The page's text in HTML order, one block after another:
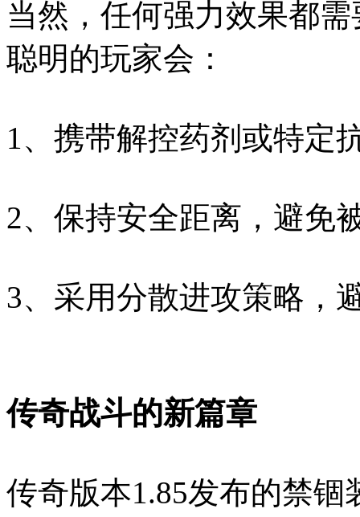
当然，任何强力效果都
聪明的玩家会：
1、携带解控药剂或特定
2、保持安全距离，避免
3、采用分散进攻策略，
传奇战斗的新篇章
传奇版本1.85发布的禁